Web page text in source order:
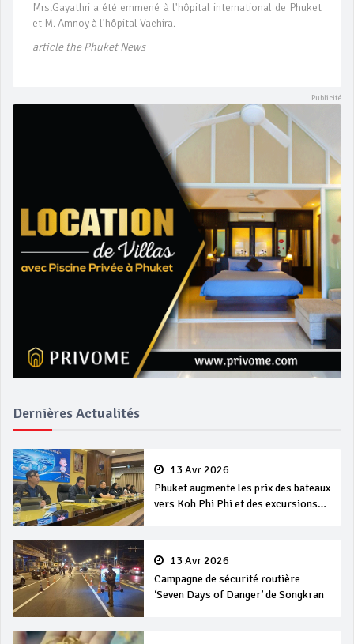
Mrs.Gayathri a été emmené à l'hôpital international de Phuket
et M. Amnoy à l'hôpital Vachira.
article the Phuket News
Dernières Actualités
13 Avr 2026
Phuket augmente les prix des bateaux
vers Koh Phi Phi et des excursions
13 Avr 2026
Campagne de sécurité routière
‘Seven Days of Danger’ de Songkran